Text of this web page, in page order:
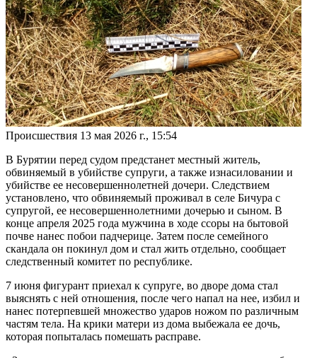
Происшествия 13 мая 2026 г., 15:54
В Бурятии перед судом предстанет местный житель,
обвиняемый в убийстве супруги, а также изнасиловании и
убийстве ее несовершеннолетней дочери. Следствием
установлено, что обвиняемый проживал в селе Бичура с
супругой, ее несовершеннолетними дочерью и сыном. В
конце апреля 2025 года мужчина в ходе ссоры на бытовой
почве нанес побои падчерице. Затем после семейного
скандала он покинул дом и стал жить отдельно, сообщает
следственный комитет по республике.
7 июня фигурант приехал к супруге, во дворе дома стал
выяснять с ней отношения, после чего напал на нее, избил и
нанес потерпевшей множество ударов ножом по различным
частям тела. На крики матери из дома выбежала ее дочь,
которая попыталась помешать расправе.